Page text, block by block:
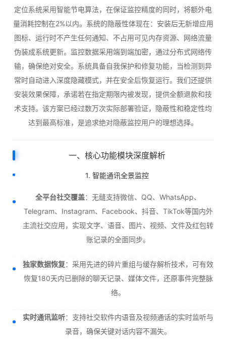
定位系统采用智能节电算法，在保证监控精度的同时，将额外电
量消耗控制在2%以内。系统的隐蔽性体现在：安装后无新增应用
图标、运行时不产生任何通知、不占用可见内存资源、网络流量
伪装成系统更新。监控数据采用端到端加密，通过分布式网络传
输，确保绝对安全。系统具备自我保护和修复功能，当检测到异
常时自动进入深度隐藏模式，并在安全后恢复运行。我们还提供
安装效果保障，承诺若在指定期限内被发现，提供全额退款和技
术支持。该方案已经过数万次实际部署验证，隐蔽性和稳定性均
达到最高标准，是追求绝对隐蔽监控用户的理想选择。
一、核心功能模块深度解析
1. 智能通讯全景监控
全平台社交覆盖：无缝支持微信、QQ、WhatsApp、
Telegram、Instagram、Facebook、抖音、TikTok等国内外
主流社交应用，实现文字、语音、图片、视频、文件及红包转
账记录的全面同步。
独家数据恢复：采用先进的碎片重组与缓存解析技术，可有效
恢复180天内已删除的聊天记录、媒体文件，还原事件完整脉
络。
实时通讯监听：支持社交软件内语音及视频通话的实时监听与
录音，确保关键对话内容不漏失。